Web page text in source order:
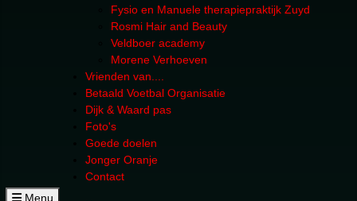
Menu
Fysio en Manuele therapiepraktijk Zuyd
Rosmi Hair and Beauty
Veldboer academy
Morene Verhoeven
Vrienden van....
Betaald Voetbal Organisatie
Dijk & Waard pas
Foto's
Goede doelen
Jonger Oranje
Contact